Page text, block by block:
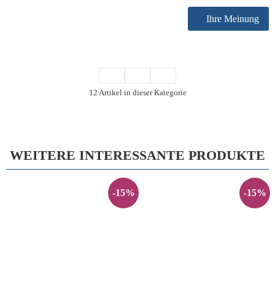
Ihre Meinung
12 Artikel in dieser Kategorie
WEITERE INTERESSANTE PRODUKTE
-15% -15%